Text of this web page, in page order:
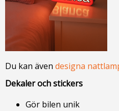
Du kan även designa
Dekaler och stickers
Gör bilen unik